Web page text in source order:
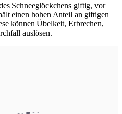
Schneeglöckchens giftig, vor
einen hohen Anteil an giftigen
können Übelkeit, Erbrechen,
auslösen.